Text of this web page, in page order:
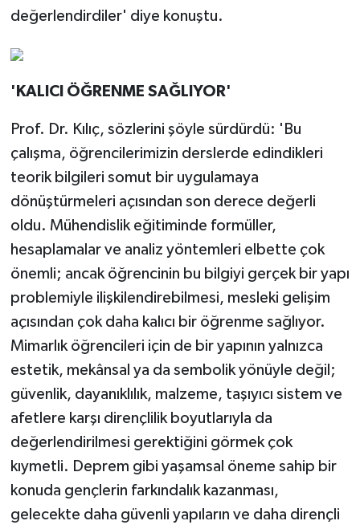
değerlendirdiler' diye konuştu.
'KALICI ÖĞRENME SAĞLIYOR'
Prof. Dr. Kılıç, sözlerini şöyle sürdürdü: 'Bu
çalışma, öğrencilerimizin derslerde edindikleri
teorik bilgileri somut bir uygulamaya
dönüştürmeleri açısından son derece değerli
oldu. Mühendislik eğitiminde formüller,
hesaplamalar ve analiz yöntemleri elbette çok
önemli; ancak öğrencinin bu bilgiyi gerçek bir yapı
problemiyle ilişkilendirebilmesi, mesleki gelişim
açısından çok daha kalıcı bir öğrenme sağlıyor.
Mimarlık öğrencileri için de bir yapının yalnızca
estetik, mekânsal ya da sembolik yönüyle değil;
güvenlik, dayanıklılık, malzeme, taşıyıcı sistem ve
afetlere karşı dirençlilik boyutlarıyla da
değerlendirilmesi gerektiğini görmek çok
kıymetli. Deprem gibi yaşamsal öneme sahip bir
konuda gençlerin farkındalık kazanması,
gelecekte daha güvenli yapıların ve daha dirençli